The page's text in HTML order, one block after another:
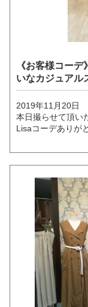
《お客様コー
いなカジュアル
2019年11月20日
本日撮らせて頂
Lisaコーデありが